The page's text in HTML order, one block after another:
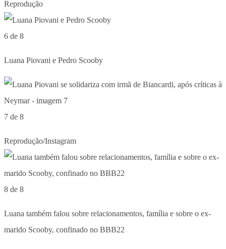
Reprodução
6 de 8
Luana Piovani e Pedro Scooby
7 de 8
Reprodução/Instagram
8 de 8
Luana também falou sobre relacionamentos, família e sobre o ex-
marido Scooby, confinado no BBB22